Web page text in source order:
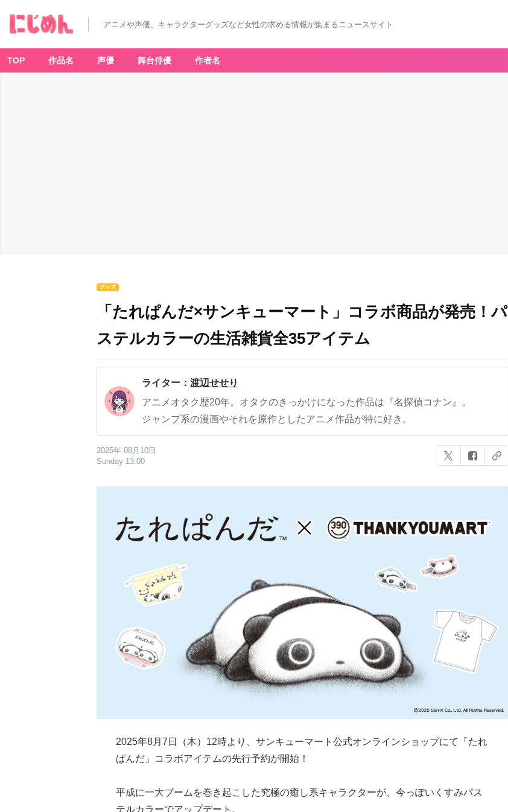
アニメや声優、キャラクターグッズなど女性の求める情報が集まるニュースサイト
TOP 作品名 声優 舞台俳優 作者名
グッズ
「たれぱんだ×サンキューマート」コラボ商品が発売！パ
ステルカラーの生活雑貨全35アイテム
ライター： 渡辺せせり
アニメオタク歴20年。オタクのきっかけになった作品は『名探偵コナン』。
ジャンプ系の漫画やそれを原作としたアニメ作品が特に好き。
2025年 08月10日
Sunday 13:00
2025年8月7日（木）12時より、サンキューマート公式オンラインショップにて「たれ
ぱんだ」コラボアイテムの先行予約が開始！
平成に一大ブームを巻き起こした究極の癒し系キャラクターが、今っぽいくすみパス
テルカラーでアップデート。